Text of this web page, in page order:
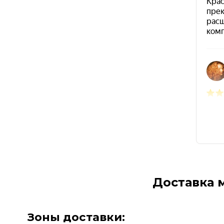
Доставка
Зоны доставки: